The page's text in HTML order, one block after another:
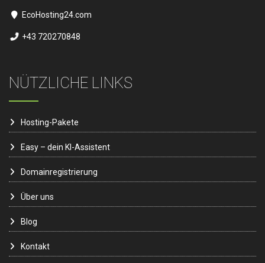
EcoHosting24.com
+43 720270848
NÜTZLICHE LINKS
Hosting-Pakete
Easy – dein KI-Assistent
Domainregistrierung
Über uns
Blog
Kontakt